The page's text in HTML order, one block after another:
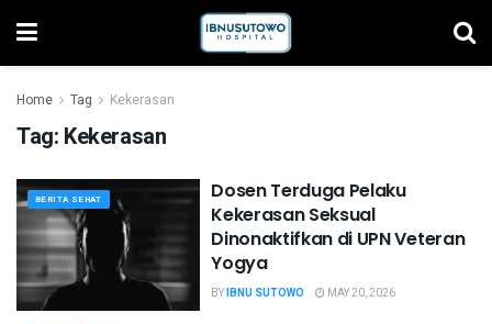
Home Tag Kekerasan
Tag: Kekerasan
BERITA SEHAT
Dosen Terduga Pelaku
Kekerasan Seksual
Dinonaktifkan di UPN Veteran
Yogya
BYIBNU SUTOWO MAY 20, 2026